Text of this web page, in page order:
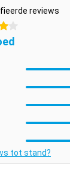
randen licht
ideale
is de voorkant
reviews
tot stand?